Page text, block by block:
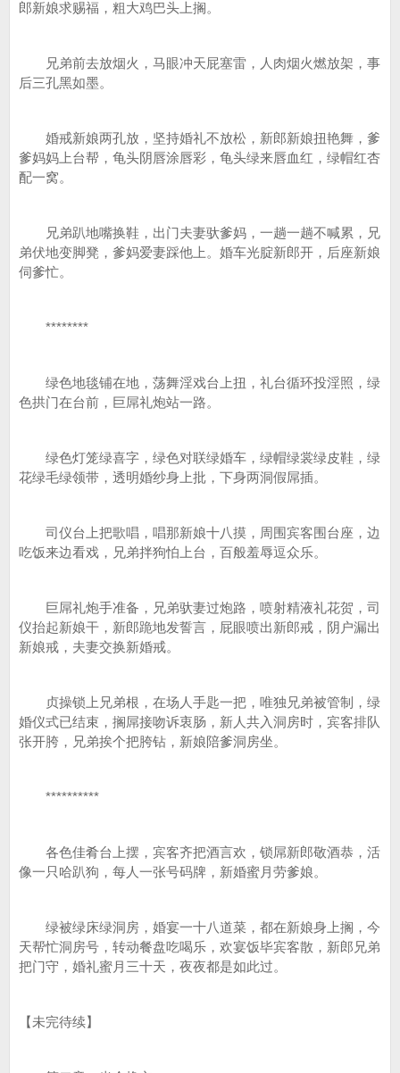
郎新娘求赐福，粗大鸡巴头上搁。
兄弟前去放烟火，马眼冲天屁塞雷，人肉烟火燃放架，事
后三孔黑如墨。
婚戒新娘两孔放，坚持婚礼不放松，新郎新娘扭艳舞，爹
爹妈妈上台帮，龟头阴唇涂唇彩，龟头绿来唇血红，绿帽红杏
配一窝。
兄弟趴地嘴换鞋，出门夫妻驮爹妈，一趟一趟不喊累，兄
弟伏地变脚凳，爹妈爱妻踩他上。婚车光腚新郎开，后座新娘
伺爹忙。
********
绿色地毯铺在地，荡舞淫戏台上扭，礼台循环投淫照，绿
色拱门在台前，巨屌礼炮站一路。
绿色灯笼绿喜字，绿色对联绿婚车，绿帽绿裳绿皮鞋，绿
花绿毛绿领带，透明婚纱身上批，下身两洞假屌插。
司仪台上把歌唱，唱那新娘十八摸，周围宾客围台座，边
吃饭来边看戏，兄弟拌狗怕上台，百般羞辱逗众乐。
巨屌礼炮手准备，兄弟驮妻过炮路，喷射精液礼花贺，司
仪抬起新娘干，新郎跪地发誓言，屁眼喷出新郎戒，阴户漏出
新娘戒，夫妻交换新婚戒。
贞操锁上兄弟根，在场人手匙一把，唯独兄弟被管制，绿
婚仪式已结束，搁屌接吻诉衷肠，新人共入洞房时，宾客排队
张开胯，兄弟挨个把胯钻，新娘陪爹洞房坐。
**********
各色佳肴台上摆，宾客齐把酒言欢，锁屌新郎敬酒恭，活
像一只哈趴狗，每人一张号码牌，新婚蜜月劳爹娘。
绿被绿床绿洞房，婚宴一十八道菜，都在新娘身上搁，今
天帮忙洞房号，转动餐盘吃喝乐，欢宴饭毕宾客散，新郎兄弟
把门守，婚礼蜜月三十天，夜夜都是如此过。
【未完待续】